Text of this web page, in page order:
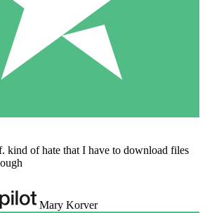
kind of hate that I have to download files
Mary Korver